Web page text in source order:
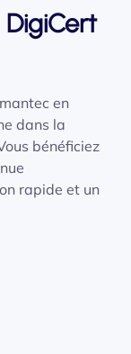
en
dans la
bénéficiez
rapide et un